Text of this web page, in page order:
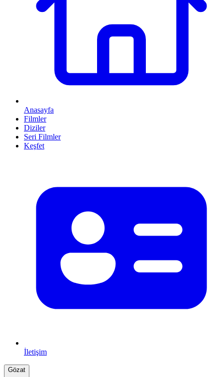
Anasayfa
Filmler
Diziler
Seri Filmler
Keşfet
İletişim
Gözat